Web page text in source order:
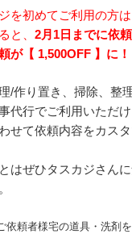
を初めてご利用の方は
と、 2月1日までに依
が【 1,500OFF 】に！
/作り置き、掃除、整
代行でご利用いただけ
せて依頼内容をカス
はぜひタスカジさん
依頼者様宅の道具・洗剤